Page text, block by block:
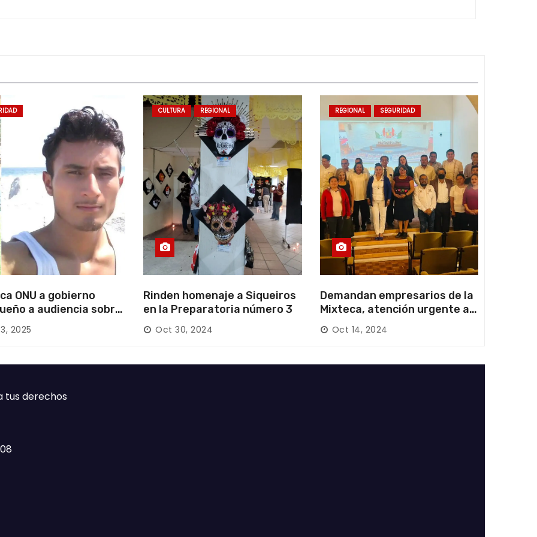
ONU a gobierno
a audiencia sobre
forzada en la
2025
CULTURA REGIONAL
Rinden homenaje a Siqueiros
en la Preparatoria número 3
Oct 30, 2024
REGIONAL SEGURIDAD
Demandan empresarios de la
Mixteca, atención urgente a
las carreteras locales y
federales
Oct 14, 2024
tus derechos